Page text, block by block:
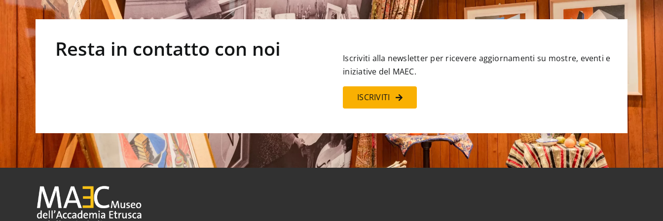
il
volume.
Resta in contatto con noi
Iscriviti alla newsletter per ricevere aggiornamenti su mostre, eventi e
iniziative del MAEC.
ISCRIVITI